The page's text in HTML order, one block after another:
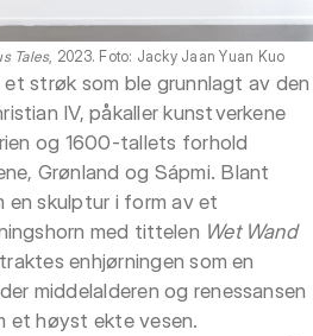
Tales, 2023. Foto: Jacky Jaan Yuan Kuo
et strøk som ble grunnlagt av den
IV, påkaller kunstverkene
og 1600-tallets forhold
Grønland og Sápmi. Blant
en skulptur i form av et
med tittelen Wet Wand
enhjørningen som en
middelalderen og renessansen
et høyst ekte vesen.